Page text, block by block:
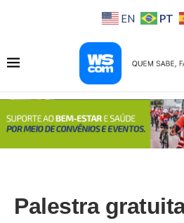
EN PT
Palestra